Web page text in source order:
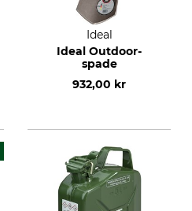
Ideal
Ideal Outdoor-
spade
932,00 kr